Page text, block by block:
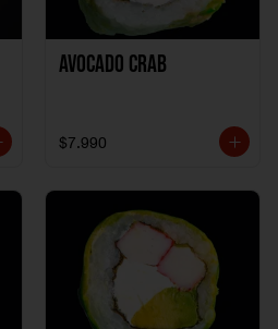
Avocado Crab
$7.990